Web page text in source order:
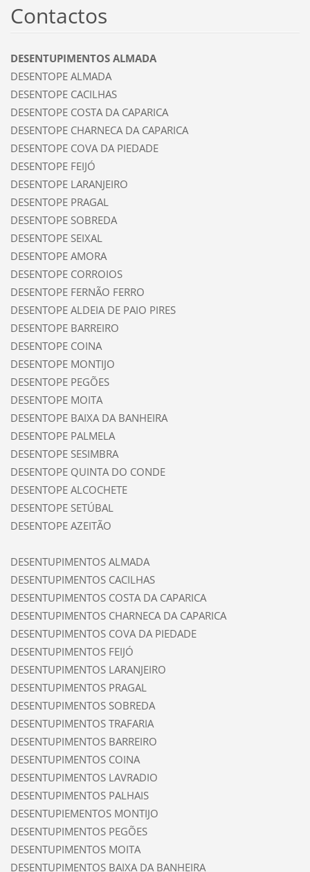
Contactos
DESENTUPIMENTOS ALMADA
DESENTOPE ALMADA
DESENTOPE CACILHAS
DESENTOPE COSTA DA CAPARICA
DESENTOPE CHARNECA DA CAPARICA
DESENTOPE COVA DA PIEDADE
DESENTOPE FEIJÓ
DESENTOPE LARANJEIRO
DESENTOPE PRAGAL
DESENTOPE SOBREDA
DESENTOPE SEIXAL
DESENTOPE AMORA
DESENTOPE CORROIOS
DESENTOPE FERNÃO FERRO
DESENTOPE ALDEIA DE PAIO PIRES
DESENTOPE BARREIRO
DESENTOPE COINA
DESENTOPE MONTIJO
DESENTOPE PEGÕES
DESENTOPE MOITA
DESENTOPE BAIXA DA BANHEIRA
DESENTOPE PALMELA
DESENTOPE SESIMBRA
DESENTOPE QUINTA DO CONDE
DESENTOPE ALCOCHETE
DESENTOPE SETÚBAL
DESENTOPE AZEITÃO
DESENTUPIMENTOS ALMADA
DESENTUPIMENTOS CACILHAS
DESENTUPIMENTOS COSTA DA CAPARICA
DESENTUPIMENTOS CHARNECA DA CAPARICA
DESENTUPIMENTOS COVA DA PIEDADE
DESENTUPIMENTOS FEIJÓ
DESENTUPIMENTOS LARANJEIRO
DESENTUPIMENTOS PRAGAL
DESENTUPIMENTOS SOBREDA
DESENTUPIMENTOS TRAFARIA
DESENTUPIMENTOS BARREIRO
DESENTUPIMENTOS COINA
DESENTUPIMENTOS LAVRADIO
DESENTUPIMENTOS PALHAIS
DESENTUPIEMENTOS MONTIJO
DESENTUPIMENTOS PEGÕES
DESENTUPIMENTOS MOITA
DESENTUPIMENTOS BAIXA DA BANHEIRA